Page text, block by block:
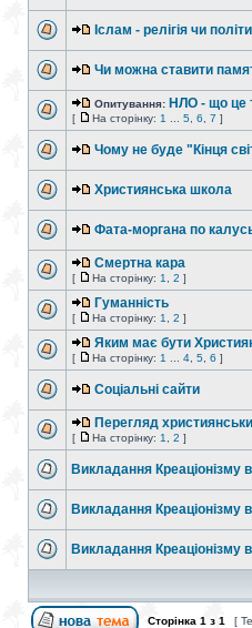
Іслам - релігія чи
Чи можна ставити
Опитування: НЛО - що це
[ На сторінку: 1 5 6 7 ]
Чому не буде "Кінця
Християнська школа
Фата-моргана по
Смертна кара
[ На сторінку: 1 2 ]
Гуманність
[ На сторінку: 1 2 ]
Яким має бути
[ На сторінку: 1 4 5 6 ]
Соціальні сайти
Перегляд
[ На сторінку: 1 2 ]
Викладання Креаціонізму
Викладання Креаціонізму
Викладання Креаціонізму
Сторінка 1 з 1 [